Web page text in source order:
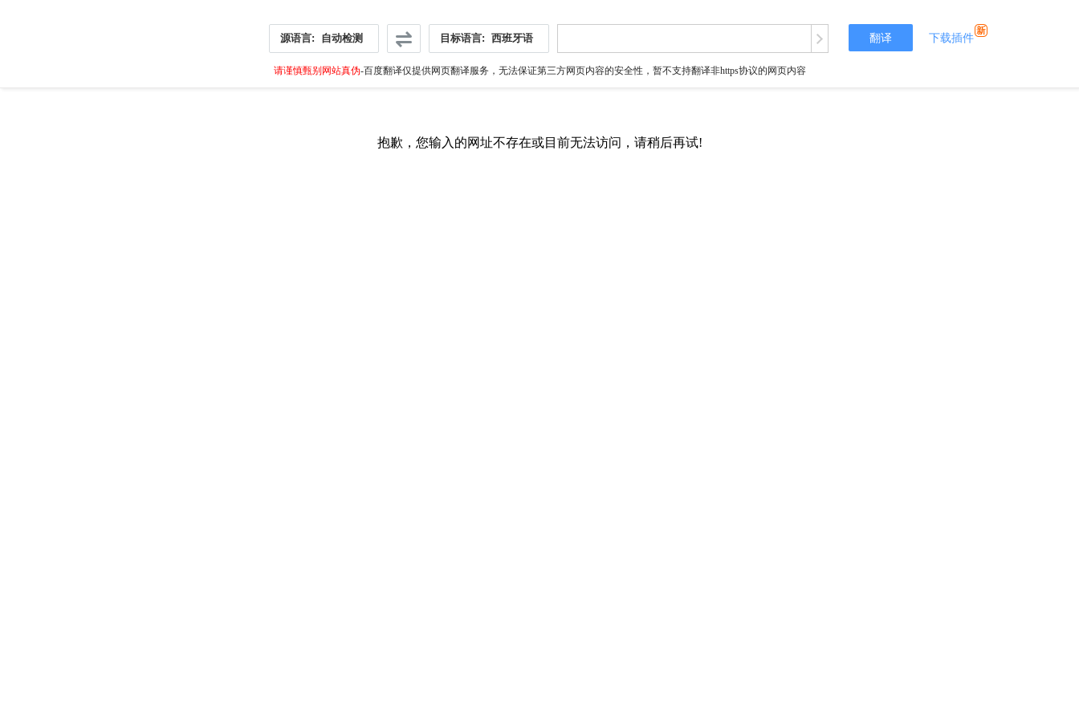
源语言: 自动检测 目标语言: 西班牙语 翻译 下载插件
请谨慎甄别网站真伪-百度翻译仅提供网页翻译服务，无法保证第三方网页内容的安全性，暂不支持翻译非https协议的网页内容